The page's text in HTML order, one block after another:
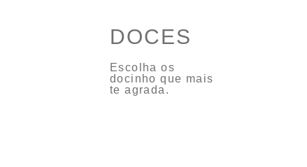
DOCES
Escolha os
docinho que mais
te agrada.